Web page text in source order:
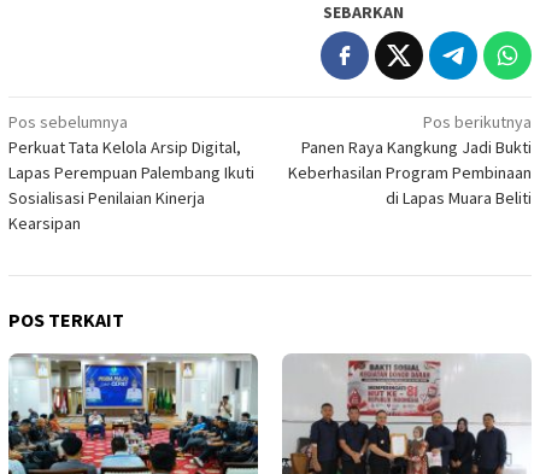
SEBARKAN
Navigasi
pos
Pos sebelumnya
Perkuat Tata Kelola Arsip Digital,
Lapas Perempuan Palembang Ikuti
Sosialisasi Penilaian Kinerja
Kearsipan
Pos berikutnya
Panen Raya Kangkung Jadi Bukti
Keberhasilan Program Pembinaan
di Lapas Muara Beliti
POS TERKAIT